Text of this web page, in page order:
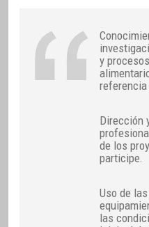
y
referencia
Dirección
de los
participe.
Uso de
las